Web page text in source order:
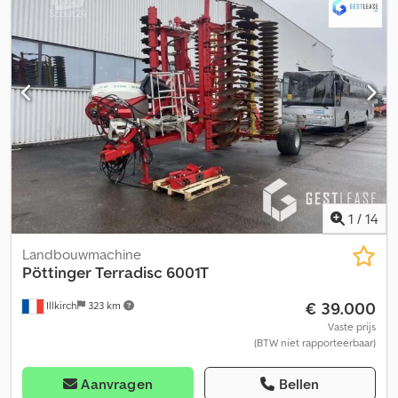
1252 C: bouwjaar 2019, bandenmaat 710/35R22.5, ISOBUS inclusief
bedieningsterminal, voorste rotoren hydraulisch, achterste
rotoren mechanisch aangedreven, eigen oliesysteem, 5-
wielrotoronderstel met extra voorste steunwiel, 1.335 bedrijfsuren,
8.084 hectare. Opslaglocatie: klant. Dedpfsznqv Nsx Ag Hjck
1 / 14
Illkirch 323 km
Landbouwmachine
PöttingerTerradisc 6001T
€ 39.000
Vaste prijs
(BTW niet rapporteerbaar)
Aanvragen Bellen